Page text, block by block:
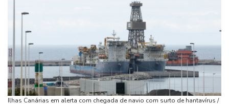
Ilhas Canárias em alerta com chegada de navio com surto de hantavírus /